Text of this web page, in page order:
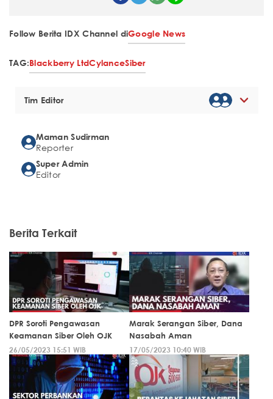
Follow Berita IDX Channel diGoogle News
TAG:Blackberry LtdCylanceSiber
Tim Editor
Maman Sudirman
Reporter
Super Admin
Editor
Berita Terkait
DPR Soroti Pengawasan
Keamanan Siber Oleh OJK
26/05/2023 15:51 WIB
Marak Serangan Siber, Dana
Nasabah Aman
17/05/2023 10:40 WIB